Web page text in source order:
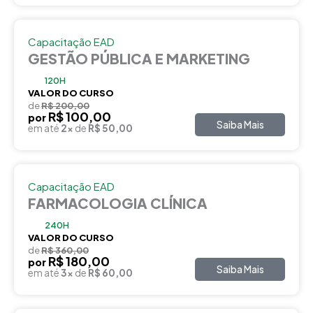
Capacitação EAD
GESTÃO PÚBLICA E MARKETING
120H
VALOR DO CURSO
deR$ 200,00
por R$ 100,00
em até 2x de R$ 50,00 Saiba Mais
Capacitação EAD
FARMACOLOGIA CLÍNICA
240H
VALOR DO CURSO
deR$ 360,00
por R$ 180,00
em até3x de R$ 60,00 Saiba Mais